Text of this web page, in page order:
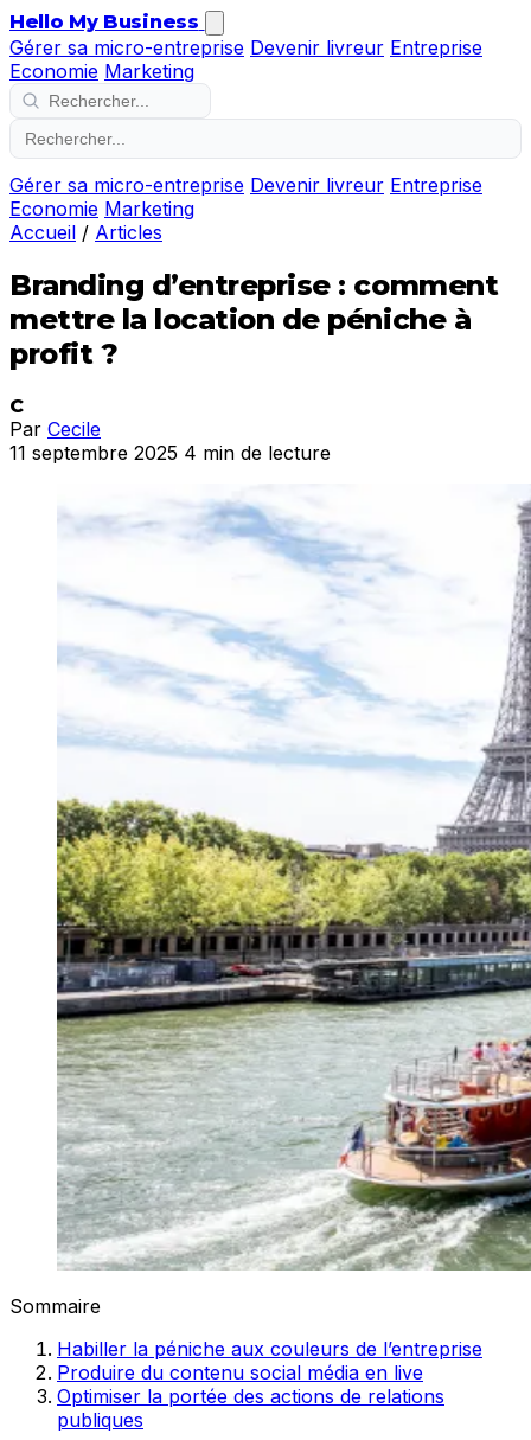
Hello My Business
Gérer sa micro-entreprise Devenir livreur Entreprise
Economie Marketing
Gérer sa micro-entreprise Devenir livreur Entreprise
Economie Marketing
Accueil / Articles
Branding d’entreprise : comment
mettre la location de péniche à
profit ?
C
Par Cecile
11 septembre 2025 4 min de lecture
Sommaire
Habiller la péniche aux couleurs de l’entreprise
Produire du contenu social média en live
Optimiser la portée des actions de relations
publiques